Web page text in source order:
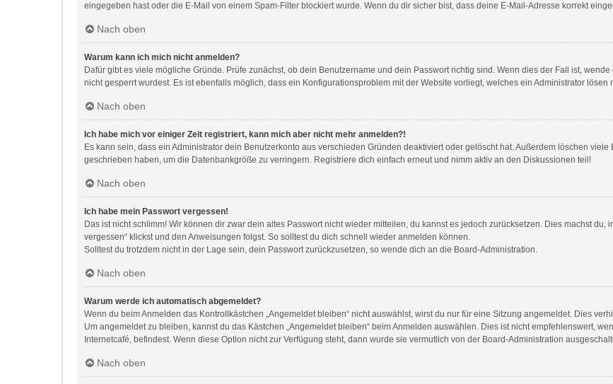
eingegeben hast oder die E-Mail von einem Spam-Filter blockiert wurde. Wenn du dir sicher bist, dass deine E-Mail-Adresse korrekt
Nach oben
Warum kann ich mich nicht anmelden?
Dafür gibt es viele mögliche Gründe. Prüfe zunächst, ob dein Benutzername und dein Passwort richtig sind. Wenn dies der Fall ist,
nicht gesperrt wurdest. Es ist ebenfalls möglich, dass ein Konfigurationsproblem mit der Website vorliegt, welches ein Administrator lösen
Nach oben
Ich habe mich vor einiger Zeit registriert, kann mich aber nicht mehr anmelden?!
Es kann sein, dass ein Administrator dein Benutzerkonto aus verschieden Gründen deaktiviert oder gelöscht hat. Außerdem löschen
geschrieben haben, um die Datenbankgröße zu verringern. Registriere dich einfach erneut und nimm aktiv an den Diskussionen teil!
Nach oben
Ich habe mein Passwort vergessen!
Das ist nicht schlimm! Wir können dir zwar dein altes Passwort nicht wieder mitteilen, du kannst es jedoch zurücksetzen. Dies machst du,
vergessen“ klickst und den Anweisungen folgst. So solltest du dich schnell wieder anmelden können.
Solltest du trotzdem nicht in der Lage sein, dein Passwort zurückzusetzen, so wende dich an die Board-Administration.
Nach oben
Warum werde ich automatisch abgemeldet?
Wenn du beim Anmelden das Kontrollkästchen „Angemeldet bleiben“ nicht auswählst, wirst du nur für eine Sitzung angemeldet. Dies
Um angemeldet zu bleiben, kannst du das Kästchen „Angemeldet bleiben“ beim Anmelden auswählen. Dies ist nicht empfehlenswert,
Internetcafé, befindest. Wenn diese Option nicht zur Verfügung steht, dann wurde sie vermutlich von der Board-Administration
Nach oben